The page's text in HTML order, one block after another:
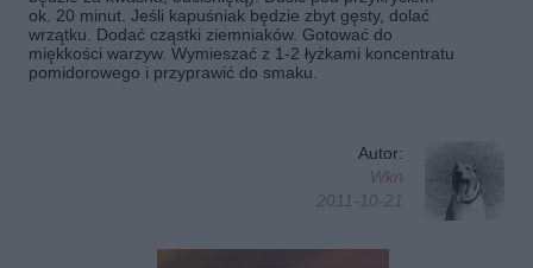
ok. 20 minut. Jeśli kapuśniak będzie zbyt gęsty, dolać
wrzątku. Dodać cząstki ziemniaków. Gotować do
miękkości warzyw. Wymieszać z 1-2 łyżkami koncentratu
pomidorowego i przyprawić do smaku.
Autor:
Wkn
2011-10-21